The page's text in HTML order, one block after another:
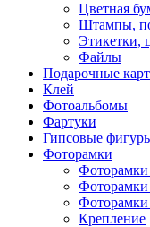
Цветная
Штампы,
Этикетки,
Файлы
Подарочные
Клей
Фотоальбомы
Фартуки
Гипсовые
Фоторамки
Фоторамки
Фоторамки
Крепление